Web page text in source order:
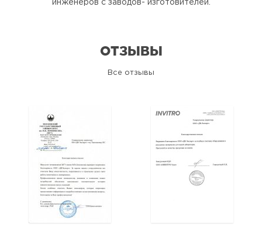
инженеров с заводов- изготовителей.
ОТЗЫВЫ
Все отзывы